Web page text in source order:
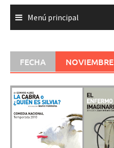
Menú principal
FECHA